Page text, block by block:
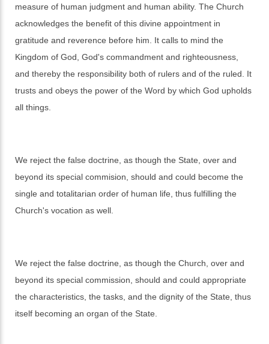
measure of human judgment and human ability. The Church
acknowledges the benefit of this divine appointment in
gratitude and reverence before him. It calls to mind the
Kingdom of God, God's commandment and righteousness,
and thereby the responsibility both of rulers and of the ruled. It
trusts and obeys the power of the Word by which God upholds
all things.
We reject the false doctrine, as though the State, over and
beyond its special commision, should and could become the
single and totalitarian order of human life, thus fulfilling the
Church's vocation as well.
We reject the false doctrine, as though the Church, over and
beyond its special commission, should and could appropriate
the characteristics, the tasks, and the dignity of the State, thus
itself becoming an organ of the State.